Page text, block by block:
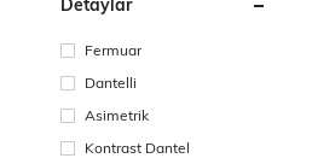
Detaylar
Fermuar
Dantelli
Asimetrik
Kontrast Dantel